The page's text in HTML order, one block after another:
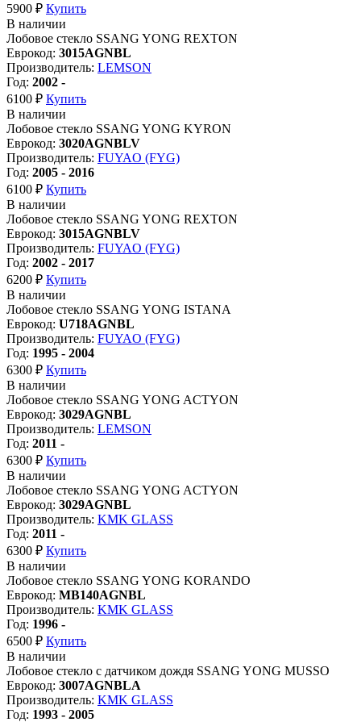
5900 ₽ Купить
В наличии
Лобовое стекло SSANG YONG REXTON
Еврокод: 3015AGNBL
Производитель: LEMSON
Год: 2002 -
6100 ₽ Купить
В наличии
Лобовое стекло SSANG YONG KYRON
Еврокод: 3020AGNBLV
Производитель: FUYAO (FYG)
Год: 2005 - 2016
6100 ₽ Купить
В наличии
Лобовое стекло SSANG YONG REXTON
Еврокод: 3015AGNBLV
Производитель: FUYAO (FYG)
Год: 2002 - 2017
6200 ₽ Купить
В наличии
Лобовое стекло SSANG YONG ISTANA
Еврокод: U718AGNBL
Производитель: FUYAO (FYG)
Год: 1995 - 2004
6300 ₽ Купить
В наличии
Лобовое стекло SSANG YONG ACTYON
Еврокод: 3029AGNBL
Производитель: LEMSON
Год: 2011 -
6300 ₽ Купить
В наличии
Лобовое стекло SSANG YONG ACTYON
Еврокод: 3029AGNBL
Производитель: KMK GLASS
Год: 2011 -
6300 ₽ Купить
В наличии
Лобовое стекло SSANG YONG KORANDO
Еврокод: MB140AGNBL
Производитель: KMK GLASS
Год: 1996 -
6500 ₽ Купить
В наличии
Лобовое стекло с датчиком дождя SSANG YONG MUSSO
Еврокод: 3007AGNBLA
Производитель: KMK GLASS
Год: 1993 - 2005